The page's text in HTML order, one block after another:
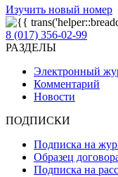
Изучить новый номер
8 (017) 356-02-99
РАЗДЕЛЫ
Электронный
Комментарий
Новости
ПОДПИСКИ
Подписка на
Образец
Подписка на